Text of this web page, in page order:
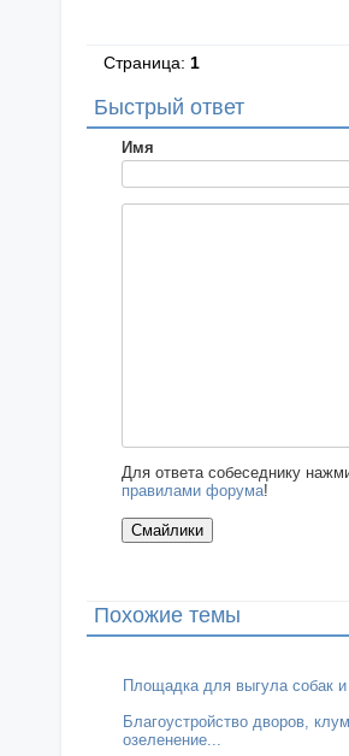
Страница: 1
Быстрый ответ
Имя
Для ответа собеседнику
правилами форума!
Похожие темы
Площадка для выгула собак
Благоустройство дворов,
озеленение...